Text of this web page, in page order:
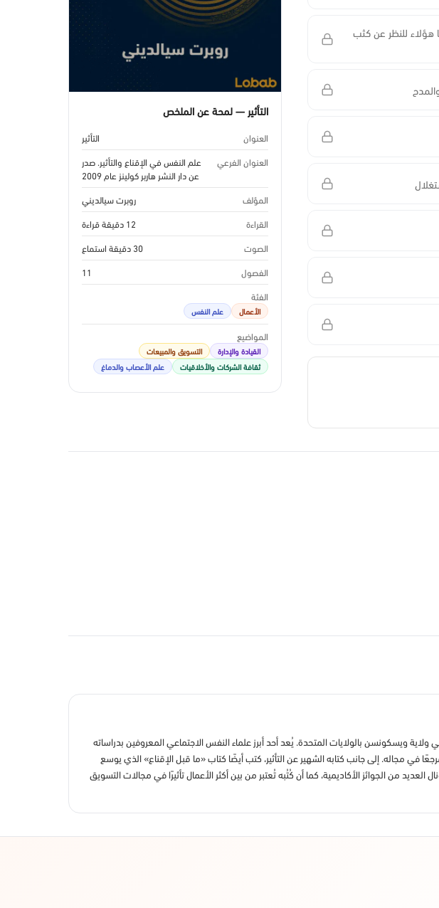
هؤلاء للنظر عن كثب
التأثير — لمحة عن الملخص
العنوان
التأثير
العنوان الفرعي
علم النفس في الإقناع والتأثير. صدر
عن دار النشر هاربر كولينز عام 2009
المؤلف
روبرت سيالديني
القراءة
12 دقيقة قراءة
الصوت
30 دقيقة استماع
الفصول
11
الفئة
الأعمال علم النفس
المواضيع
القيادة والإدارة
التسويق والمبيعات
ثقافة الشركات والأخلاقيات
علم الأعصاب والدماغ
سيالديني عالم نفس وأستاذ معروف بأبحاثه في علم النفس الاجتماعي من مواليد 27 أبريل 1945 في ولاية ويسكونسن بالولايات المتحدة. يُعد أحد أبرز علماء النفس الاجتماعي المعروفين بدراساته
في مجاله. إلى جانب كتابه الشهير عن التأثير، كتب أيضًا كتاب «ما قبل الإقناع» الذي يوسع
من الجوائز الأكاديمية، كما أن كُتُبه تُعتبر من بين أكثر الأعمال تأثيرًا في مجالات التسويق